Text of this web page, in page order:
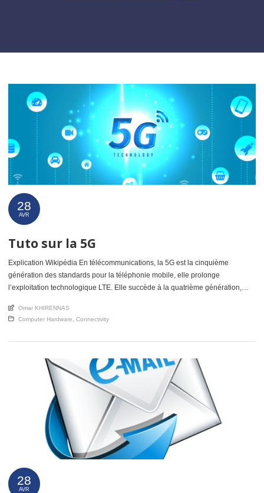
28
AVR
Tuto sur la 5G
Explication Wikipédia En télécommunications, la 5G est la cinquième
génération des standards pour la téléphonie mobile, elle prolonge
l’exploitation technologique LTE. Elle succède à la quatrième génération,
accès à des débits dépassant de 2 ordres de grandeur la 4G avec des temps
de latence très courts, une haute fiabilité ; elle permettra aussi d’augmenter le
An article by
Omar KHIRENNAS
Posted in
Computer Hardware Connectivity
28
AVR